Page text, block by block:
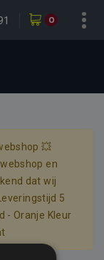
0
💥
en
dat wij
5
- Oranje Kleur